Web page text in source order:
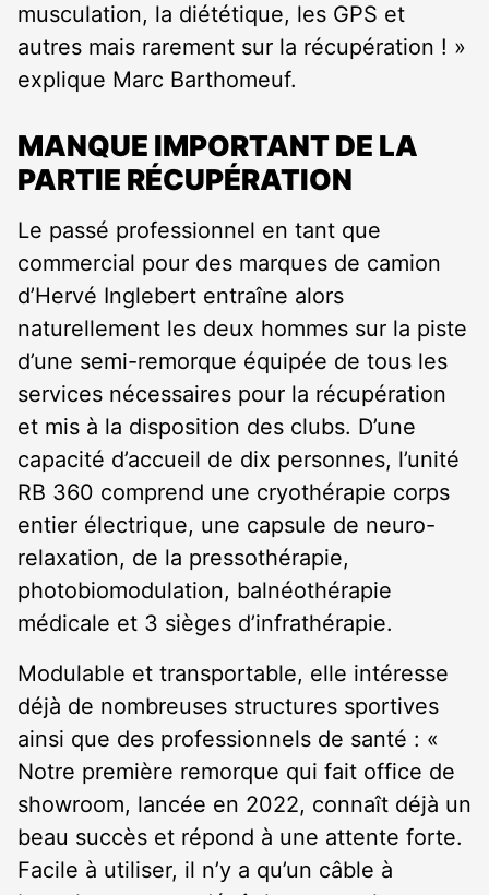
musculation, la diététique, les GPS et
autres mais rarement sur la récupération ! »
explique Marc Barthomeuf.
MANQUE IMPORTANT DE LA
PARTIE RÉCUPÉRATION
Le passé professionnel en tant que
commercial pour des marques de camion
d’Hervé Inglebert entraîne alors
naturellement les deux hommes sur la piste
d’une semi-remorque équipée de tous les
services nécessaires pour la récupération
et mis à la disposition des clubs. D’une
capacité d’accueil de dix personnes, l’unité
RB 360 comprend une cryothérapie corps
entier électrique, une capsule de neuro-
relaxation, de la pressothérapie,
photobiomodulation, balnéothérapie
médicale et 3 sièges d’infrathérapie.
Modulable et transportable, elle intéresse
déjà de nombreuses structures sportives
ainsi que des professionnels de santé : «
Notre première remorque qui fait office de
showroom, lancée en 2022, connaît déjà un
beau succès et répond à une attente forte.
Facile à utiliser, il n’y a qu’un câble à